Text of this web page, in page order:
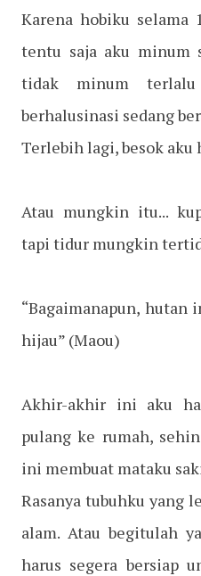
Karena hobiku selama
tentu saja aku minum
tidak minum
berhalusinasi sedang
Terlebih lagi, besok aku
Atau mungkin itu...
tapi tidur mungkin
“Bagaimanapun,
hijau” (Maou)
Akhir-akhir ini aku
pulang ke rumah,
ini membuat mataku
Rasanya tubuhku yang
alam. Atau begitulah
harus segera bersiap